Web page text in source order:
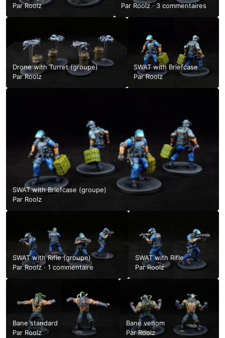
ParRoolz
Par Roolz· 3 commentaires
Drone with Turret (groupe)
ParRoolz
SWAT with Briefcase
ParRoolz
SWAT with Briefcase (groupe)
Par Roolz
SWAT with Rifle (groupe)
ParRoolz· 1 commentaire
SWAT with Rifle
ParRoolz
Bane standard
Par Roolz
Bane venom
ParRoolz